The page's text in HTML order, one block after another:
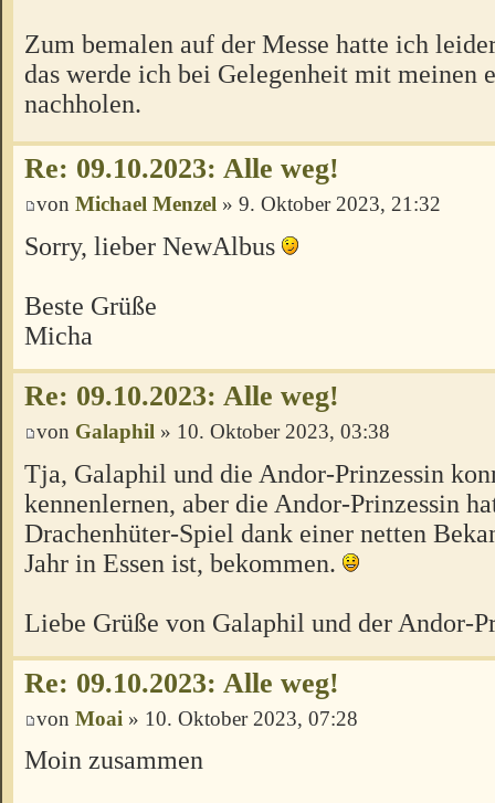
Zum bemalen auf der Messe hatte ich
das werde ich bei Gelegenheit mit meinen
nachholen.
Re: 09.10.2023: Alle weg!
von Michael Menzel » 9. Oktober 2023, 21:32
Sorry, lieber NewAlbus
Beste Grüße
Micha
Re: 09.10.2023: Alle weg!
von Galaphil » 10. Oktober 2023, 03:38
Tja, Galaphil und die Andor-Prinzessin
kennenlernen, aber die Andor-Prinzessin
Drachenhüter-Spiel dank einer netten
Jahr in Essen ist, bekommen.
Liebe Grüße von Galaphil und der Andor-
Re: 09.10.2023: Alle weg!
von Moai » 10. Oktober 2023, 07:28
Moin zusammen